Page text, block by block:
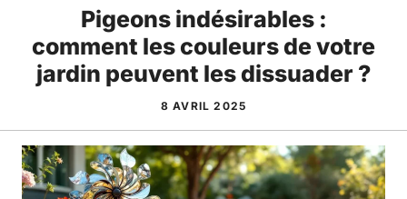
Pigeons indésirables :
comment les couleurs de votre
jardin peuvent les dissuader ?
8 AVRIL 2025